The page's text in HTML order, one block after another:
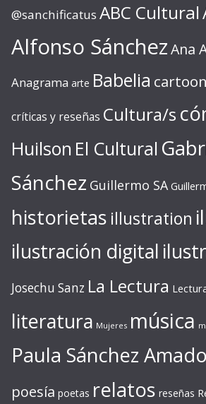
@sanchificatus ABC Cultural
Alfonso SánchezAna
Anagrama arte Babelia cartoon
críticas y reseñas Cultura/s
Huilson El Cultural
Sánchez Guillermo SA
historietas illustration
ilustración digital
Josechu Sanz La Lectura
literatura Mujeres música
Paula Sánchez
poesía poetas relatos reseñas